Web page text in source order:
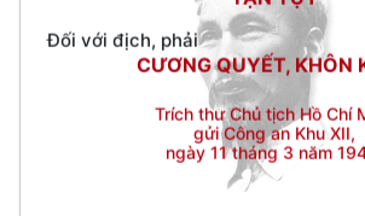
Trích thư Chủ tịch Hồ Chí
gửi Công an Khu XII,
ngày 11 tháng 3 năm